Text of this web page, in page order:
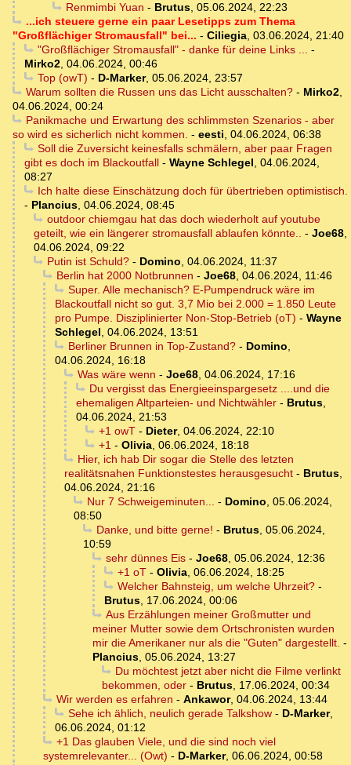
Renmimbi Yuan - Brutus, 05.06.2024, 22:23
...ich steuere gerne ein paar Lesetipps zum Thema
"Großflächiger Stromausfall" bei... - Ciliegia, 03.06.2024, 21:40
"Großflächiger Stromausfall" - danke für deine Links ... -
Mirko2, 04.06.2024, 00:46
Top (owT) - D-Marker, 05.06.2024, 23:57
Warum sollten die Russen uns das Licht ausschalten?- Mirko2,
04.06.2024, 00:24
Panikmache und Erwartung des schlimmsten Szenarios - aber
so wird es sicherlich nicht kommen. - eesti, 04.06.2024, 06:38
Soll die Zuversicht keinesfalls schmälern, aber paar Fragen
gibt es doch im Blackoutfall - Wayne Schlegel, 04.06.2024,
08:27
Ich halte diese Einschätzung doch für übertrieben optimistisch.
- Plancius, 04.06.2024, 08:45
outdoor chiemgau hat das doch wiederholt auf youtube
geteilt, wie ein längerer stromausfall ablaufen könnte.. - Joe68,
04.06.2024, 09:22
Putin ist Schuld?- Domino, 04.06.2024, 11:37
Berlin hat 2000 Notbrunnen - Joe68, 04.06.2024, 11:46
Super. Alle mechanisch? E-Pumpendruck wäre im
Blackoutfall nicht so gut. 3,7 Mio bei 2.000 = 1.850 Leute
pro Pumpe. Disziplinierter Non-Stop-Betrieb (oT) - Wayne
Schlegel, 04.06.2024, 13:51
Berliner Brunnen in Top-Zustand?- Domino,
04.06.2024, 16:18
Was wäre wenn - Joe68, 04.06.2024, 17:16
Du vergisst das Energieeinspargesetz ....und die
ehemaligen Altparteien- und Nichtwähler - Brutus,
04.06.2024, 21:53
+1 owT- Dieter, 04.06.2024, 22:10
+1- Olivia, 06.06.2024, 18:18
Hier, ich hab Dir sogar die Stelle des letzten
realitätsnahen Funktionstestes herausgesucht - Brutus,
04.06.2024, 21:16
Nur 7 Schweigeminuten... - Domino, 05.06.2024,
08:50
Danke, und bitte gerne! - Brutus, 05.06.2024,
10:59
sehr dünnes Eis- Joe68, 05.06.2024, 12:36
+1 oT- Olivia, 06.06.2024, 18:25
Welcher Bahnsteig, um welche Uhrzeit?-
Brutus, 17.06.2024, 00:06
Aus Erzählungen meiner Großmutter und
meiner Mutter sowie dem Ortschronisten wurden
mir die Amerikaner nur als die "Guten" dargestellt. -
Plancius, 05.06.2024, 13:27
Du möchtest jetzt aber nicht die Filme verlinkt
bekommen, oder - Brutus, 17.06.2024, 00:34
Wir werden es erfahren - Ankawor, 04.06.2024, 13:44
Sehe ich ählich, neulich gerade Talkshow- D-Marker,
06.06.2024, 01:12
+1 Das glauben Viele, und die sind noch viel
systemrelevanter... (Owt) - D-Marker, 06.06.2024, 00:58